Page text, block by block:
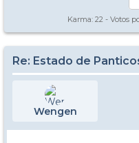
Karma: 22 - Votos
Re: Estado de
Wengen